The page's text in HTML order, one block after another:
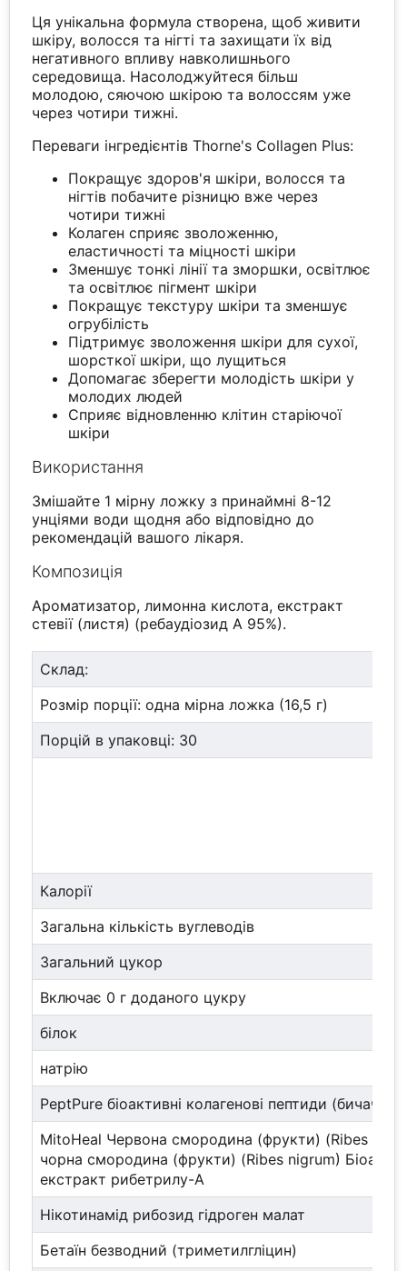
Ця унікальна формула створена, щоб живити
шкіру, волосся та нігті та захищати їх від
негативного впливу навколишнього
середовища. Насолоджуйтеся більш
молодою, сяючою шкірою та волоссям уже
через чотири тижні.
Переваги інгредієнтів Thorne's Collagen Plus:
Покращує здоров'я шкіри, волосся та
нігтів побачите різницю вже через
чотири тижні
Колаген сприяє зволоженню,
еластичності та міцності шкіри
Зменшує тонкі лінії та зморшки, освітлює
та освітлює пігмент шкіри
Покращує текстуру шкіри та зменшує
огрубілість
Підтримує зволоження шкіри для сухої,
шорсткої шкіри, що лущиться
Допомагає зберегти молодість шкіри у
молодих людей
Сприяє відновленню клітин старіючої
шкіри
Використання
Змішайте 1 мірну ложку з принаймні 8-12
унціями води щодня або відповідно до
рекомендацій вашого лікаря.
Композиція
Ароматизатор, лимонна кислота, екстракт
стевії (листя) (ребаудіозид А 95%).
Склад:
Розмір порції: одна мірна ложка (16,5 г)
Порцій в упаковці: 30
Калорії
Загальна кількість вуглеводів
Загальний цукор
Включає 0 г доданого цукру
білок
натрію
PeptPure біоактивні колагенові пептиди (бичачий)
MitoHeal Червона смородина (фрукти) (Ribes
чорна смородина (фрукти) (Ribes nigrum)
екстракт рибетрилу-А
Нікотинамід рибозид гідроген малат
Бетаїн безводний (триметилгліцин)